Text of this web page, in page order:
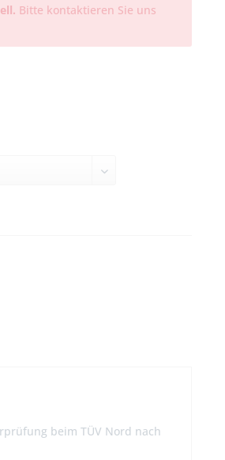
Bitte kontaktieren Sie uns
beim TÜV Nord nach